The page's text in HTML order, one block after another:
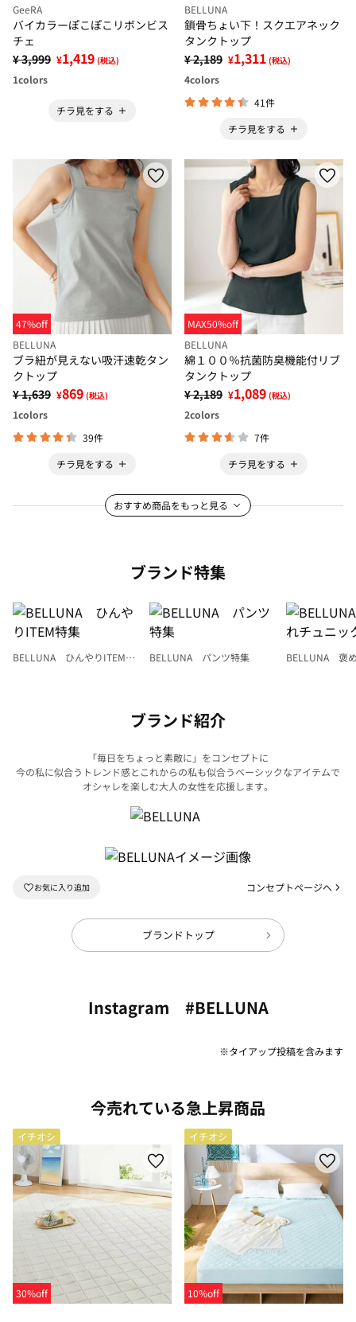
GeeRA
バイカラーぽこぽこリボンビス
チェ
¥ 3,999 ¥1,419 (税込)
1colors
チラ見をする
BELLUNA
鎖骨ちょい下！スクエアネック
タンクトップ
¥ 2,189 ¥1,311 (税込)
4colors
41件
チラ見をする
47%off
BELLUNA
ブラ紐が見えない吸汗速乾タン
クトップ
¥ 1,639 ¥869 (税込)
1colors
39件
チラ見をする
MAX50%off
BELLUNA
綿１００％抗菌防臭機能付リブ
タンクトップ
¥ 2,189 ¥1,089 (税込)
2colors
7件
チラ見をする
おすすめ商品をもっと見る
ブランド特集
BELLUNA ひんやりITEM特
BELLUNA パンツ特集
BELLUNA 褒
ブランド紹介
「毎日をちょっと素敵に」をコンセプトに
今の私に似合うトレンド感とこれからの私も似合うベーシックなアイテムで
オシャレを楽しむ大人の女性を応援します。
コンセプトページへ
ブランドトップ
Instagram #BELLUNA
※タイアップ投稿を含みます
今売れている急上昇商品
イチオシ
30%off
イチオシ
10%off